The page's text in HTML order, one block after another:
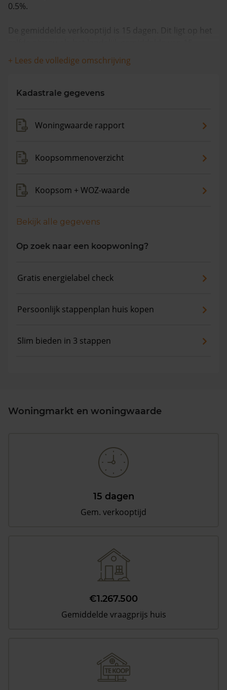
0.5%.
De gemiddelde verkooptijd is 15 dagen. Dit ligt op het
dagen.
gemiddelde vraagprijs is €1.267.500. In de afgelopen 12
+ Lees de volledige omschrijving
Kadastrale gegevens
Woningwaarde rapport
Koopsommenoverzicht
Koopsom + WOZ-waarde
Bekijk alle gegevens
Op zoek naar een koopwoning?
Gratis energielabel check
Persoonlijk stappenplan huis kopen
Slim bieden in 3 stappen
Woningmarkt en woningwaarde
15 dagen
Gem. verkooptijd
€1.267.500
Gemiddelde vraagprijs huis